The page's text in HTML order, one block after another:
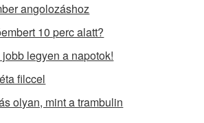
angolozáshoz
10 perc alatt?
legyen a napotok!
filccel
olyan, mint a trambulin